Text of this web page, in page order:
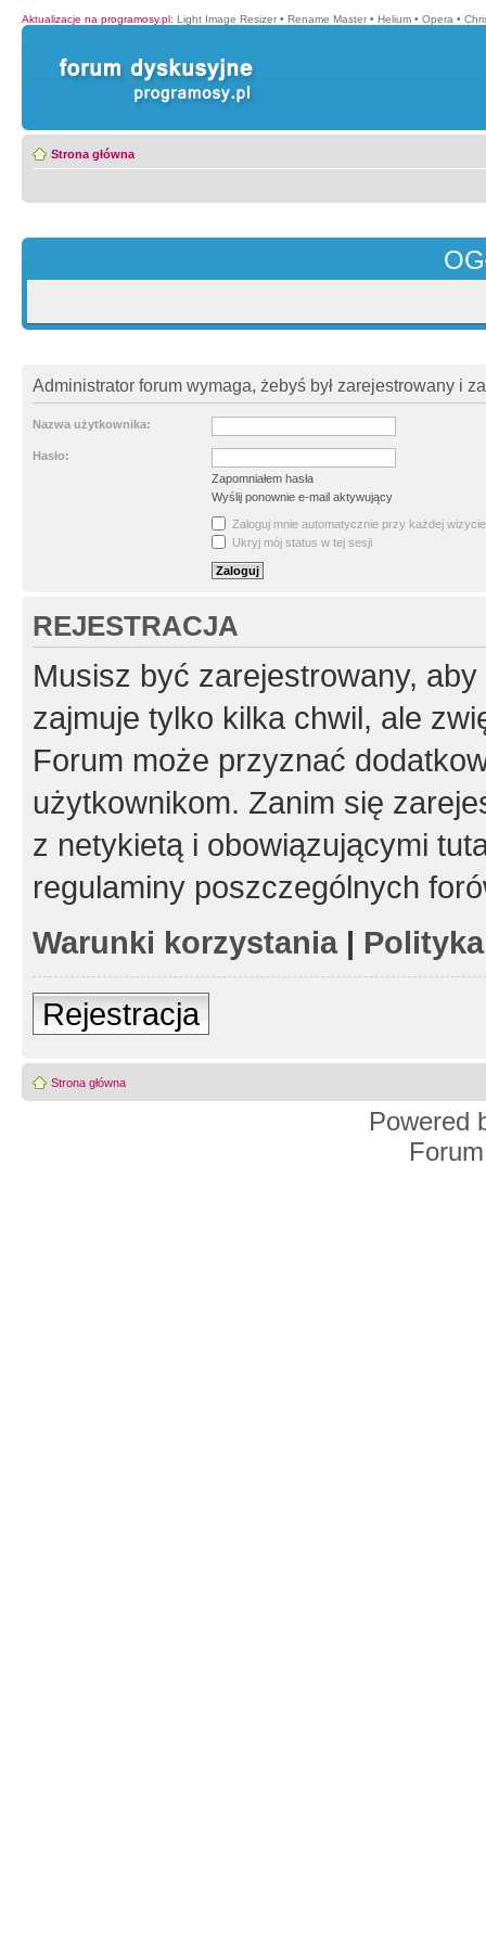
Aktualizacje na programosy.pl: Light Image Resizer • Rename Master • Helium • Opera •
Strona główna
Administrator forum wymaga, żebyś był zarejestrowany i
Nazwa użytkownika:
Hasło:
Zapomniałem hasła
Wyślij ponownie e-mail aktywujący
Zaloguj mnie automatycznie przy każdej wizycie
Ukryj mój status w tej sesji
REJESTRACJA
Musisz być zarejestrowany,
zajmuje tylko kilka chwil, ale
Forum może przyznać
użytkownikom. Zanim się
z netykietą i obowiązującymi
regulaminy poszczególnych
Warunki korzystania|
Rejestracja
Strona główna
Powered